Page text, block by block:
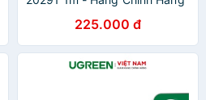
225.000 đ